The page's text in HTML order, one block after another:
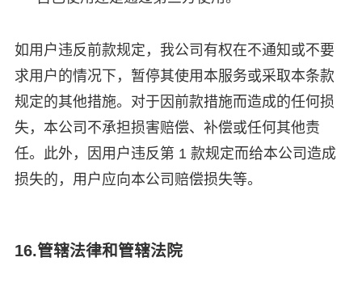
如用户违反前款规定，我公司有权在不通知或不要
求用户的情况下，暂停其使用本服务或采取本条款
规定的其他措施。对于因前款措施而造成的任何损
失，本公司不承担损害赔偿、补偿或任何其他责
任。此外，因用户违反第 1 款规定而给本公司造成
损失的，用户应向本公司赔偿损失等。
16.管辖法律和管辖法院